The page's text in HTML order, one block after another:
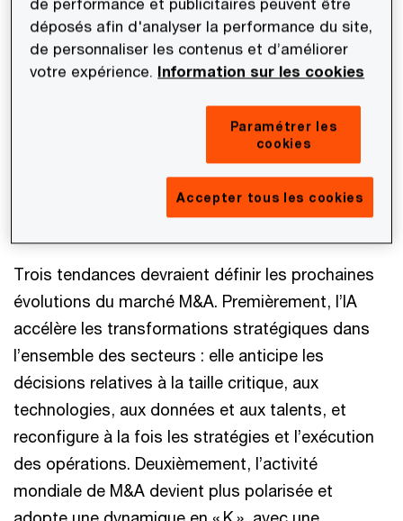
des thématiques liées à l’IA se poursuivent en ce
début d’année, indiquant un marché qui se
recompose structurellement plutôt qu’un simple
si les volumes demeurent modérés, avec de très
grosses opérations menées par des acquéreurs
disposant des ressources financières les plus
Trois tendances devraient définir les prochaines
évolutions du marché M&A. Premièrement, l’IA
accélère les transformations stratégiques dans
l’ensemble des secteurs : elle anticipe les
décisions relatives à la taille critique, aux
technologies, aux données et aux talents, et
reconfigure à la fois les stratégies et l’exécution
des opérations. Deuxièmement, l’activité
mondiale de M&A devient plus polarisée et
de performance et publicitaires peuvent être
déposés afin d'analyser la performance du site,
de personnaliser les contenus et d’améliorer
votre expérience. Information sur les cookies
Paramétrer les
cookies
Accepter tous les cookies